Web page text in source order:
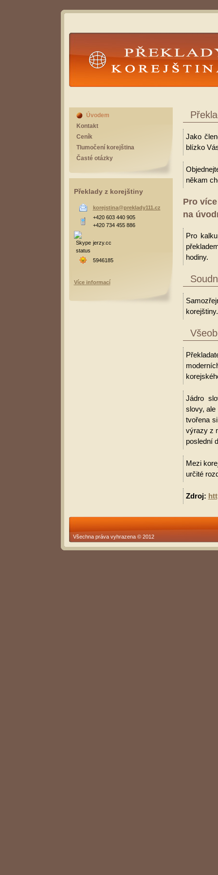
Překlady Korejština
Jako
blízko
někam
Pro
na
Pro
hodiny.
korejštiny.
Jádro
slovy, ale
tvořena
výrazy z
poslední
Mezi
určité
Zdroj:
Úvodem
Kontakt
Ceník
Tlumočení korejština
Časté otázky
Překlady z korejštiny
korejstina@preklady111.cz
+420 603 440 905
+420 734 455 886
jerzy.cc
5946185
Více informací
Všechna práva vyhrazena © 2012